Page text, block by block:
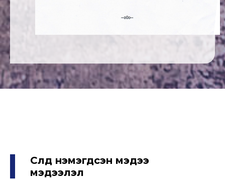
Сүүлд нэмэгдсэн мэдээ
мэдээлэл